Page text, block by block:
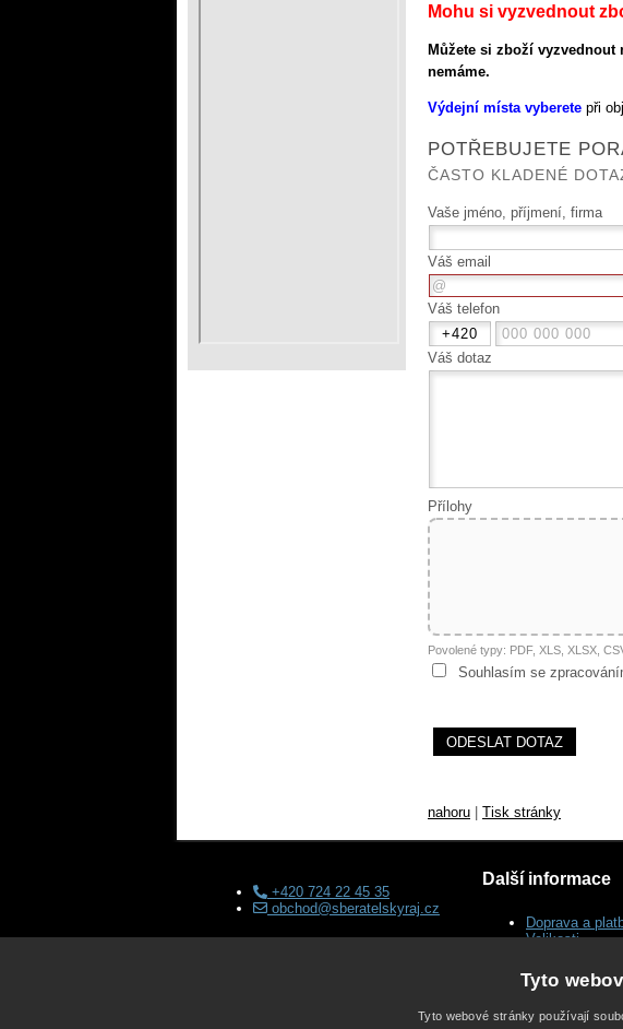
Mohu si vyzvednout
Můžete si zboží vyzvednout
nemáme.
Výdejní místa vyberete při
POTŘEBUJETE
ČASTO KLADENÉ
Vaše jméno, příjmení, firma
Váš email
Váš telefon
Váš dotaz
Přílohy
Povolené typy: PDF, XLS, XLSX,
Souhlasím se
nahoru | Tisk stránky
+420 724 22 45 35
obchod@sberatelskyraj.cz
Další informace
Doprava a
Velikosti
Reklamace
Péče o šperky
Kontakt
Tyto
Tyto webové stránky používají